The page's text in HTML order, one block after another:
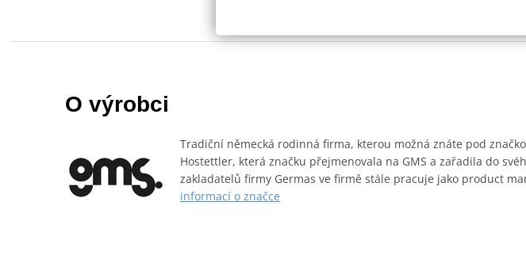
O výrobci
Tradiční německá rodinná firma, kterou možná znáte pod
Hostettler, která značku přejmenovala na GMS a zařadila do
zakladatelů firmy Germas ve firmě stále pracuje jako product
informací o značce